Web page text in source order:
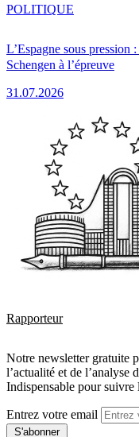
L’Espagne sous pression
Schengen à l’épreuve
31.07.2026
POLITIQUE
Rapporteur
Notre newsletter gratuite
l’actualité et de l’analyse
Indispensable pour suivre
Entrez votre email
S'abonner